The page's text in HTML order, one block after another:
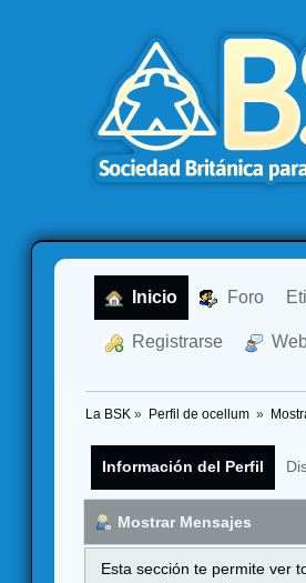
Inicio Foro
Registrarse
La BSK » Perfil de ocellum »
Información del Perfil
Mostrar Mensajes
Esta sección te permite ver